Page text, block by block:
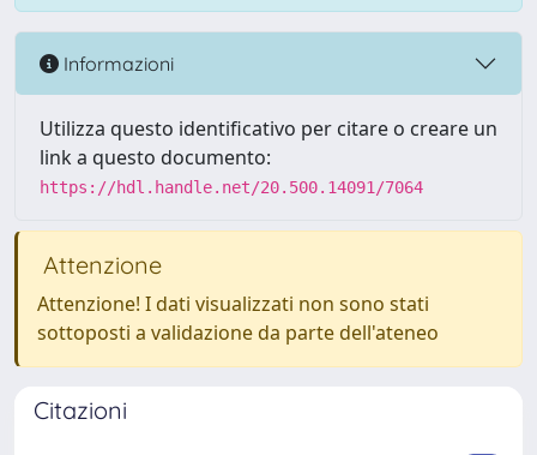
Informazioni
Utilizza questo identificativo per citare o creare un
link a questo documento:
https://hdl.handle.net/20.500.14091/7064
Attenzione
Attenzione! I dati visualizzati non sono stati
sottoposti a validazione da parte dell'ateneo
Citazioni